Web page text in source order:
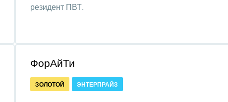
резидент ПВТ.
ФорАйТи
ЗОЛОТОЙ ЭНТЕРПРАЙЗ